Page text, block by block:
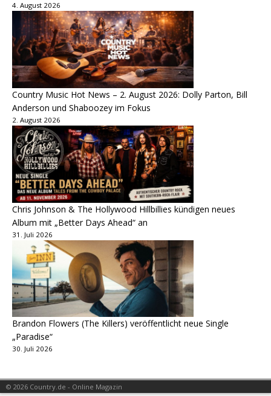
4. August 2026
Country Music Hot News – 2. August 2026: Dolly Parton, Bill
Anderson und Shaboozey im Fokus
2. August 2026
Chris Johnson & The Hollywood Hillbillies kündigen neues
Album mit „Better Days Ahead“ an
31. Juli 2026
Brandon Flowers (The Killers) veröffentlicht neue Single
„Paradise“
30. Juli 2026
© 2026 Country.de - Online Magazin